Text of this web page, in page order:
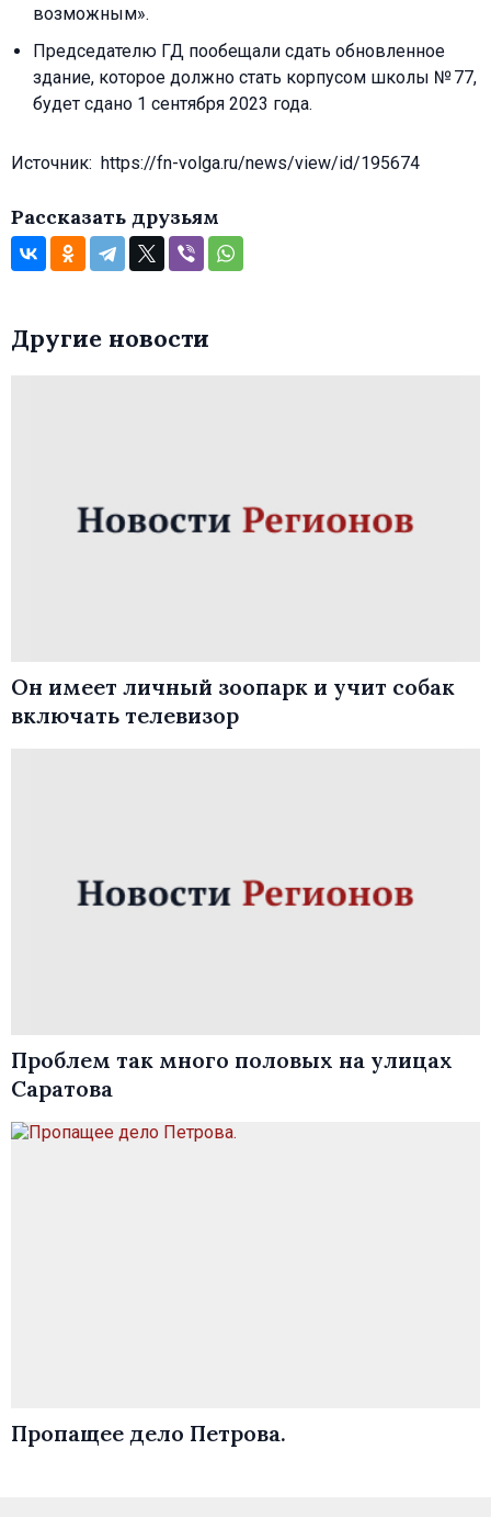
возможным».
Председателю ГД пообещали сдать обновленное
здание, которое должно стать корпусом школы № 77,
будет сдано 1 сентября 2023 года.
Источник: https://fn-volga.ru/news/view/id/195674
Рассказать друзьям
Другие новости
Он имеет личный зоопарк и учит собак
включать телевизор
Проблем так много половых на улицах
Саратова
Пропащее дело Петрова.